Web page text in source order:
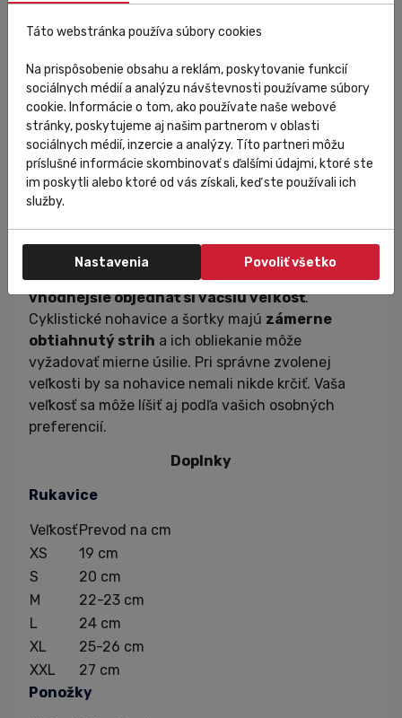
osobných preferencií.
Nohavice
Veľkostná tabuľka
Veľkosť
Pás
6 rokov
54-56 cm
8 rokov
58-60 cm
10 rokov
12 rokov
66-68 cm
14 rokov
70-72 cm
Ak ste priamo na hranici alebo medzi veľkosťami,je
vhodnejšie objednať si väčšiu veľkosť.
Cyklistické nohavice a šortky majú zámerne
obtiahnutý strih a ich obliekanie môže
vyžadovať mierne úsilie. Pri správne zvolenej
veľkosti by sa nohavice nemali nikde krčiť. Vaša
veľkosť sa môže líšiť aj podľa vašich osobných
preferencií.
Doplnky
Rukavice
VeľkosťPrevod na cm
XS
19 cm
S
20 cm
M
22-23 cm
L
24 cm
XL
25-26 cm
XXL
27 cm
Ponožky
Táto webstránka používa súbory cookies
Na prispôsobenie obsahu a reklám, poskytovanie funkcií
sociálnych médií a analýzu návštevnosti používame súbory
cookie. Informácie o tom, ako používate naše webové
stránky, poskytujeme aj našim partnerom v oblasti
sociálnych médií, inzercie a analýzy. Títo partneri môžu
príslušné informácie skombinovať s ďalšími údajmi, ktoré ste
im poskytli alebo ktoré od vás získali, keď ste používali ich
služby.
Nastavenia Povoliť všetko